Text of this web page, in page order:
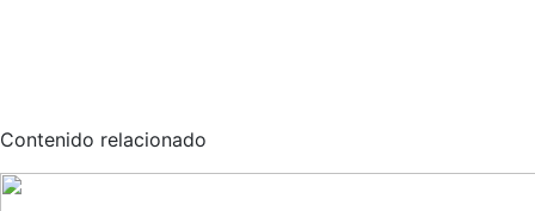
Contenido relacionado